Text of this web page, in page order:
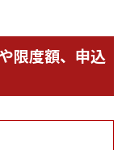
限度額、申込